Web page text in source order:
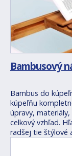
Bambusový
Bambus do
kúpeľňu
úpravy,
celkový vzhľad.
radšej tie štýlové